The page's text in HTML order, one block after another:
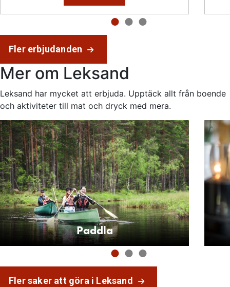
Fler erbjudanden
Mer om Leksand
Leksand har mycket att erbjuda. Upptäck allt från boende
och aktiviteter till mat och dryck med mera.
Paddla
Fler saker att göra i Leksand